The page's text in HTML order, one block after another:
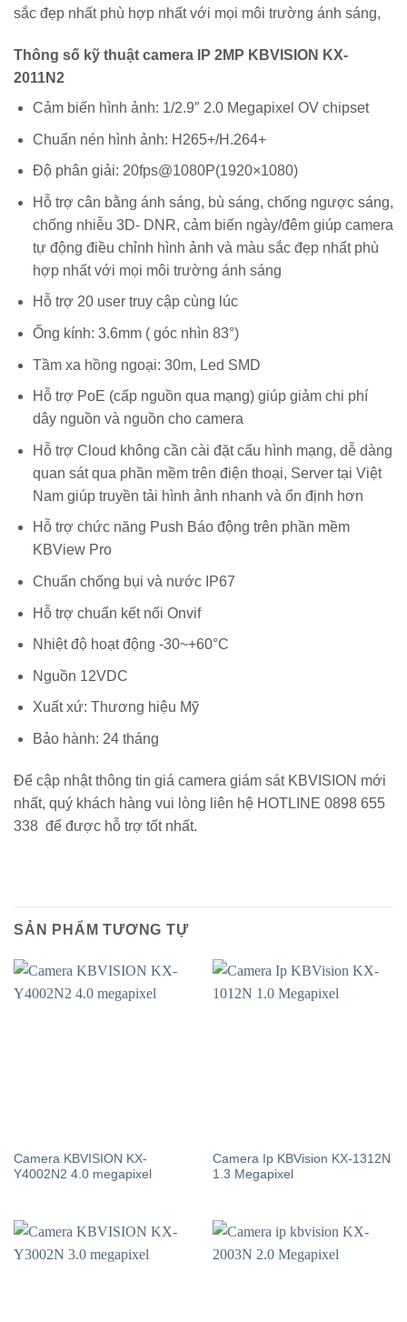
sắc đẹp nhất phù hợp nhất với mọi môi trường ánh sáng,
Thông số kỹ thuật camera IP 2MP KBVISION KX-
2011N2
Cảm biến hình ảnh: 1/2.9″ 2.0 Megapixel OV chipset
Chuẩn nén hình ảnh: H265+/H.264+
Độ phân giải: 20fps@1080P(1920×1080)
Hỗ trợ cân bằng ánh sáng, bù sáng, chống ngược sáng,
chống nhiễu 3D- DNR, cảm biến ngày/đêm giúp camera
tự động điều chỉnh hình ảnh và màu sắc đẹp nhất phù
hợp nhất với mọi môi trường ánh sáng
Hỗ trợ 20 user truy cập cùng lúc
Ống kính: 3.6mm ( góc nhìn 83°)
Tầm xa hồng ngoại: 30m, Led SMD
Hỗ trợ PoE (cấp nguồn qua mạng) giúp giảm chi phí
dây nguồn và nguồn cho camera
Hỗ trợ Cloud không cần cài đặt cấu hình mạng, dễ dàng
quan sát qua phần mềm trên điện thoại, Server tại Việt
Nam giúp truyền tải hình ảnh nhanh và ổn định hơn
Hỗ trợ chức năng Push Báo động trên phần mềm
KBView Pro
Chuẩn chống bụi và nước IP67
Hỗ trợ chuẩn kết nối Onvif
Nhiệt độ hoạt động -30~+60°C
Nguồn 12VDC
Xuất xứ: Thương hiệu Mỹ
Bảo hành: 24 tháng
Để cập nhật thông tin giá camera giám sát KBVISION mới
nhất, quý khách hàng vui lòng liên hệ HOTLINE 0898 655
338 để được hỗ trợ tốt nhất.
SẢN PHẨM TƯƠNG TỰ
Camera KBVISION KX-
Y4002N2 4.0 megapixel
Camera Ip KBVision KX-1312N
1.3 Megapixel